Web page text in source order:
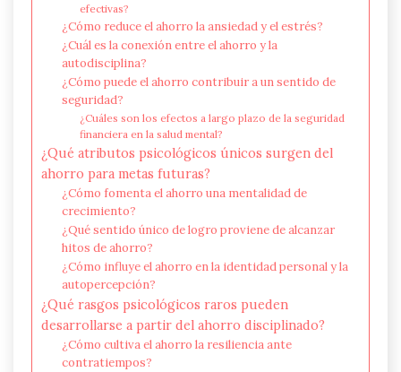
efectivas?
¿Cómo reduce el ahorro la ansiedad y el estrés?
¿Cuál es la conexión entre el ahorro y la
autodisciplina?
¿Cómo puede el ahorro contribuir a un sentido de
seguridad?
¿Cuáles son los efectos a largo plazo de la seguridad
financiera en la salud mental?
¿Qué atributos psicológicos únicos surgen del
ahorro para metas futuras?
¿Cómo fomenta el ahorro una mentalidad de
crecimiento?
¿Qué sentido único de logro proviene de alcanzar
hitos de ahorro?
¿Cómo influye el ahorro en la identidad personal y la
autopercepción?
¿Qué rasgos psicológicos raros pueden
desarrollarse a partir del ahorro disciplinado?
¿Cómo cultiva el ahorro la resiliencia ante
contratiempos?